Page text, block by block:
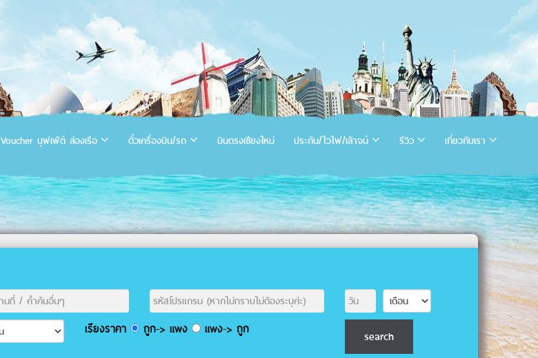
Voucher บุฟเฟ่ต์ ล่องเรือ ตั๋วเครื่องบิน/รถ บินตรงเชียงใหม่ ประกัน/ไวไฟ/เล้าจน์ รีวิว เกี่ยวกับเรา
เรียงราคา ถูก-> แพง แพง-> ถูก